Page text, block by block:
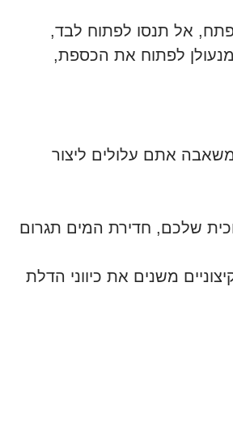
אל תנסו לפתוח לבד,
מנעולן לפתוח את הכספת,
אתם עלולים ליצור
שלכם, חדירת המים תגרום
משנים את כיווני הדלת